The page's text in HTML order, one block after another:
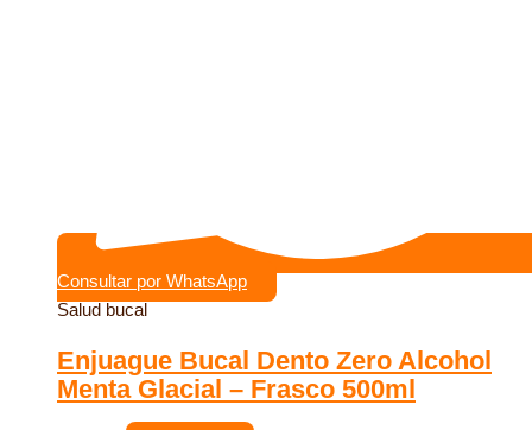
Consultar por WhatsApp
Salud bucal
Enjuague Bucal Dento Zero Alcohol
Menta Glacial – Frasco 500ml